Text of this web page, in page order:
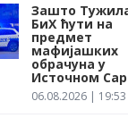
Зашто
БиХ ћути на
предмет
мафијашких
обрачуна у
Источном
06.08.2026 | 19:53